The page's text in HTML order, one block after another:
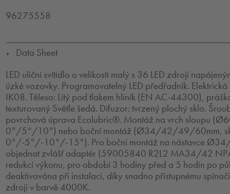
96275558
▼
Data Sheet
LED uliční svítidlo o velikosti malý s 36 LED zdroji
úzké vozovky. Programovatelný LED předřadník.
IK08. Těleso: Litý pod tlakem hliník (EN AC-44300),
texturovaný Světle šedá. Difuzor: tvrzený plochý sklo.
povrchová úprava Ecolubric®. Montáž na vrch sloupu
0°/5°/10°) nebo boční montáž (Ø34/42/49/60mm,
0°/-5°/-10°/-15°). Pro boční montáž na nástavce
objednat zvlášť adaptér (59005840 R2L2 MA34/42
redukcí výkonu, pro období 3 hodiny před a 5 hodin po
deaktivována při instalaci, díky snadno přístupnému
zdroji v barvě 4000K.